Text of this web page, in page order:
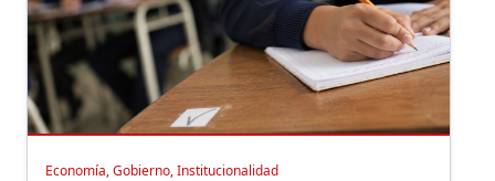
Economía, Gobierno, Institucionalidad